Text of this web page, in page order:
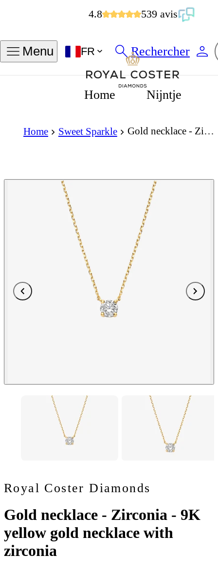
4.8 539 avis
Menu FR Rechercher
Home Nijntje
Home Sweet Sparkle
Royal Coster Diamonds
Gold necklace - Zirconia - 9K
yellow gold necklace with
zirconia